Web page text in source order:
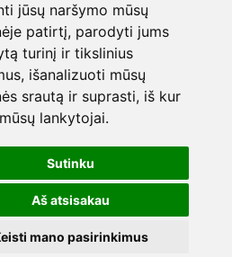
jūsų naršymo mūsų
patirtį, parodyti jums
turinį ir tikslinius
išanalizuoti mūsų
srautą ir suprasti, iš kur
lankytojai.
Sutinku
Aš atsisakau
mano pasirinkimus
taisykės•Privatumo politika
pasiūlymai: gydytojams,
veterinarams,